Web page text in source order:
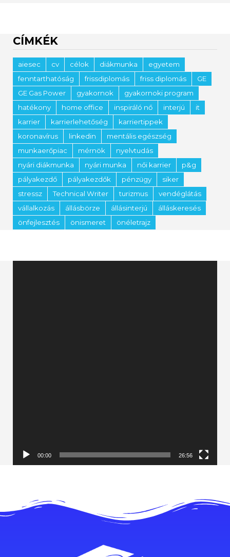
CÍMKÉK
aiesec cv célok diákmunka
egyetem
fenntarthatóság
frissdiplomás friss diplomás
GE
GE Gas Power
gyakornok
gyakornoki program
hatékony
home office inspiráló nő interjú
it
karrier
karrierlehetőség
karriertippek
koronavírus
linkedin
mentális egészség
munkaerőpiac
mérnök
nyelvtudás
nyári diákmunka
nyári munka női karrier
p&g
pályakezdő
pályakezdők pénzügy
siker
stressz
Technical Writer turizmus
vendéglátás
vállalkozás
állásbörze állásinterjú
álláskeresés
önfejlesztés
önismeret önéletrajz
00:00 26:56